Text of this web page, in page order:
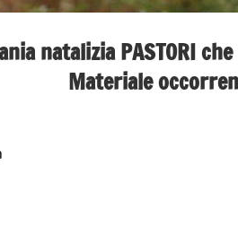
natalizia PASTORI
Materiale